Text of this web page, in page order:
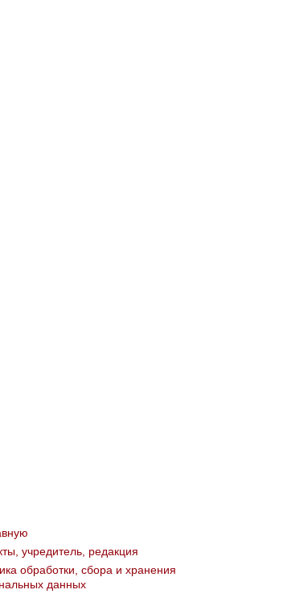
учредитель, редакция
обработки, сбора и хранения
данных